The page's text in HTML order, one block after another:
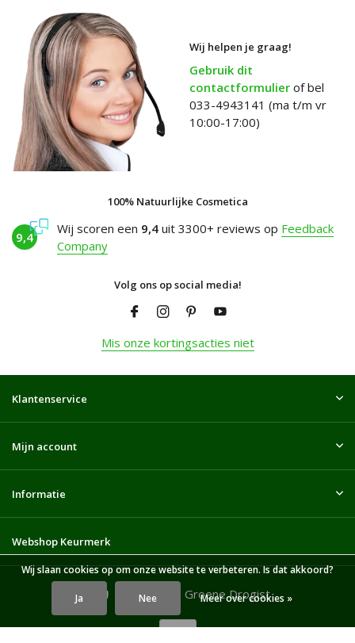
Wij helpen je graag!
Gebruik dit
contactformulier of bel
033-4943141 (ma t/m vr
10:00-17:00)
100% Natuurlijke Cosmetica
9,4
Wij scoren een 9,4 uit 3300+ reviews op Feedback
Company
Volg ons op social media!
Mis onze kortingsacties niet
Klantenservice
Mijn account
Informatie
Webshop Keurmerk
© 2026 De Groene Drogist
Wij slaan cookies op om onze website te verbeteren. Is dat akkoord?
Ja Nee Meer over cookies »